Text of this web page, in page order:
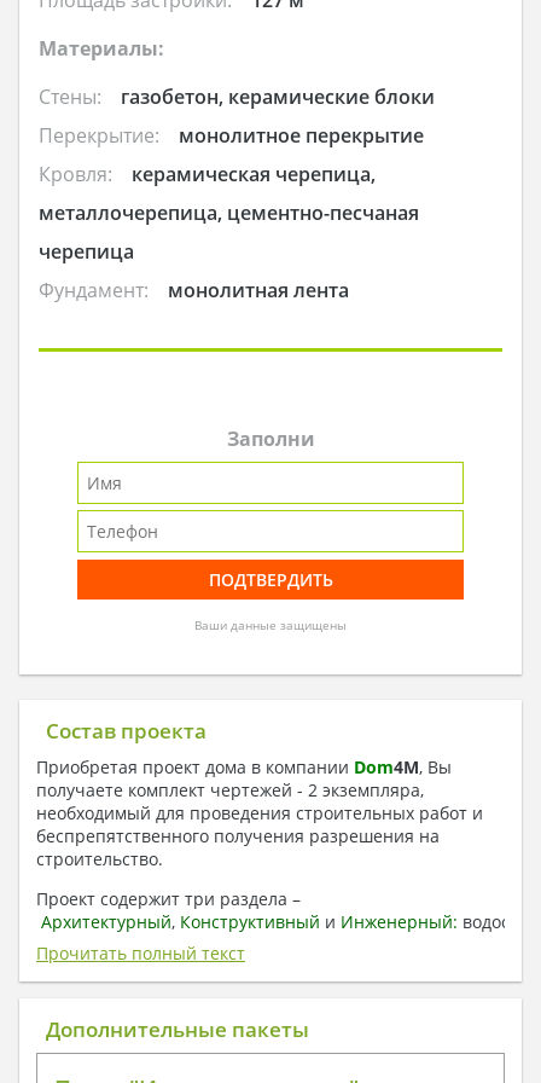
Материалы:
Стены:
газобетон, керамические блоки
Перекрытие:
монолитное перекрытие
Кровля:
керамическая черепица,
металлочерепица, цементно-песчаная
черепица
Фундамент:
монолитная лента
Заполни
Ваши данные защищены
Состав проекта
Приобретая проект дома в компании Dom4M, Вы
получаете комплект чертежей - 2 экземпляра,
необходимый для проведения строительных работ и
беспрепятственного получения разрешения на
строительство.
Проект содержит три раздела –
Архитектурный, Конструктивный и Инженерный:
отопление, вентиляция, канализация,
электроснабжение (приобретается за дополнительную
плату) + Пояснительная записка.
1. Архитектурный раздел:
Прочитать полный текст
Дополнительные пакеты